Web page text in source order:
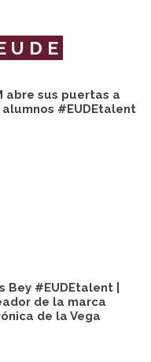
abre sus puertas a
alumnos #EUDEtalent
Bey #EUDEtalent |
de la marca
de la Vega